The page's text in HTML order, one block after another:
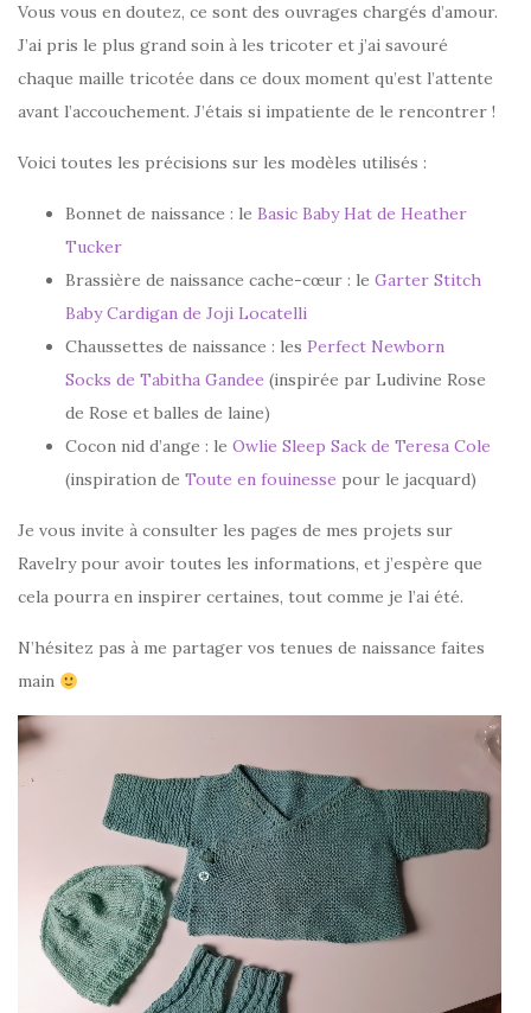
Vous vous en doutez, ce sont des ouvrages chargés d’amour.
J’ai pris le plus grand soin à les tricoter et j’ai savouré
chaque maille tricotée dans ce doux moment qu’est l’attente
avant l’accouchement. J’étais si impatiente de le rencontrer !
Voici toutes les précisions sur les modèles utilisés :
Bonnet de naissance : le Basic Baby Hat de Heather
Tucker
Brassière de naissance cache-cœur : le Garter Stitch
Baby Cardigan de Joji Locatelli
Chaussettes de naissance : les Perfect Newborn
Socks de Tabitha Gandee (inspirée par Ludivine Rose
de Rose et balles de laine)
Cocon nid d’ange : le Owlie Sleep Sack de Teresa Cole
(inspiration de Toute en fouinesse pour le jacquard)
Je vous invite à consulter les pages de mes projets sur
Ravelry pour avoir toutes les informations, et j’espère que
cela pourra en inspirer certaines, tout comme je l’ai été.
N’hésitez pas à me partager vos tenues de naissance faites
main